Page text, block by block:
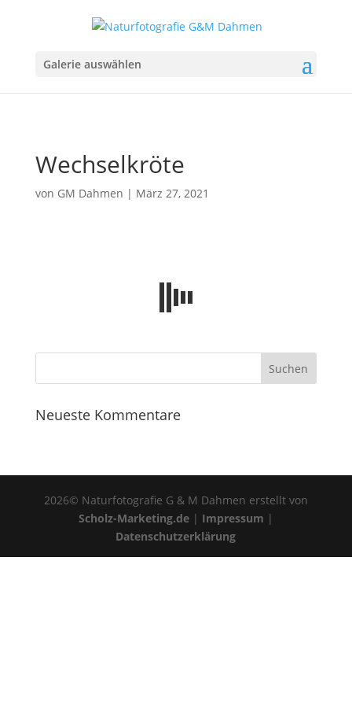
Galerie auswählen
Wechselkröte
von GM Dahmen | März 27, 2021
Neueste Kommentare
2026© Naturfotografie G & M Dahmen erstellt von
Scholz-Marketing.de| Impressum |
Datenschutzerklärung